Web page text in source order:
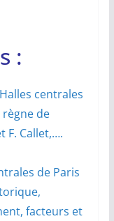
:
centrales
de
F. Callet,….
de Paris
facteurs et